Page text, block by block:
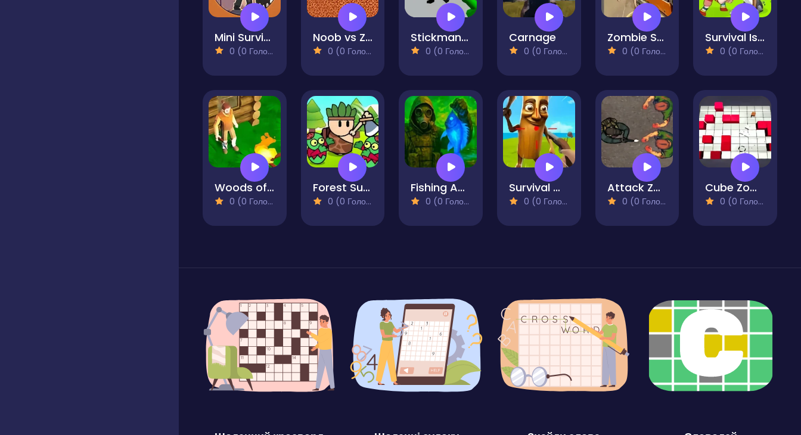
Mini Survival Zombie Fight
0 (0 Голосів)
Noob vs Zombie
0 (0 Голосів)
Stickman Killing Zombie 3D
0 (0 Голосів)
Carnage
0 (0 Голосів)
Zombie Shooting King
0 (0 Голосів)
Survival Island EVO
0 (0 Голосів)
Woods of Nevia: Forest Survival
0 (0 Голосів)
Forest Survivor Rougelike
0 (0 Голосів)
Fishing Anomaly
0 (0 Голосів)
Survival On Raft Multiplayer
0 (0 Голосів)
Attack Zombie
0 (0 Голосів)
Cube Zombie Shooter
0 (0 Голосів)